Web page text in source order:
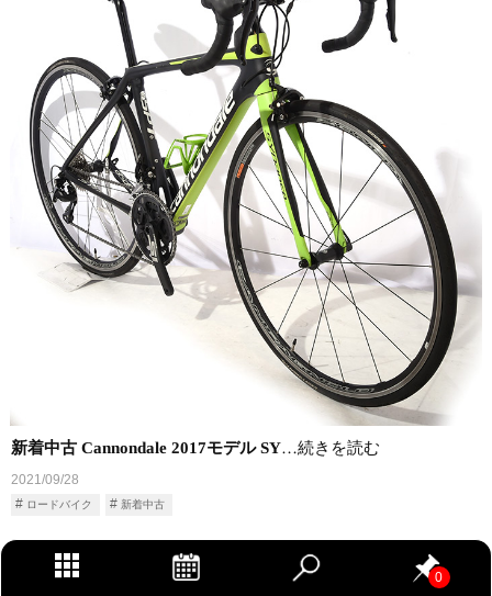
0
新着中古 Cannondale 2017モデル SY…続きを読む
2021/09/28
ロードバイク 新着中古